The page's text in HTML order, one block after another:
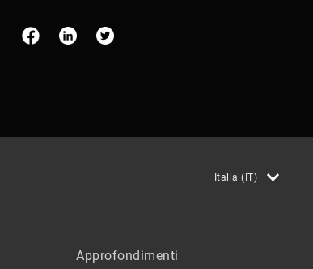
Italia (IT)
Approfondimenti